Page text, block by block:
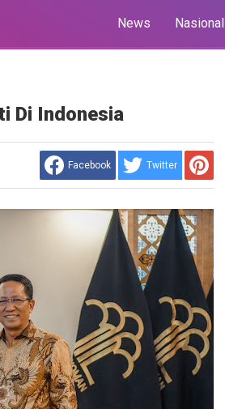
News Nasional
Di Indonesia
Facebook Twitter